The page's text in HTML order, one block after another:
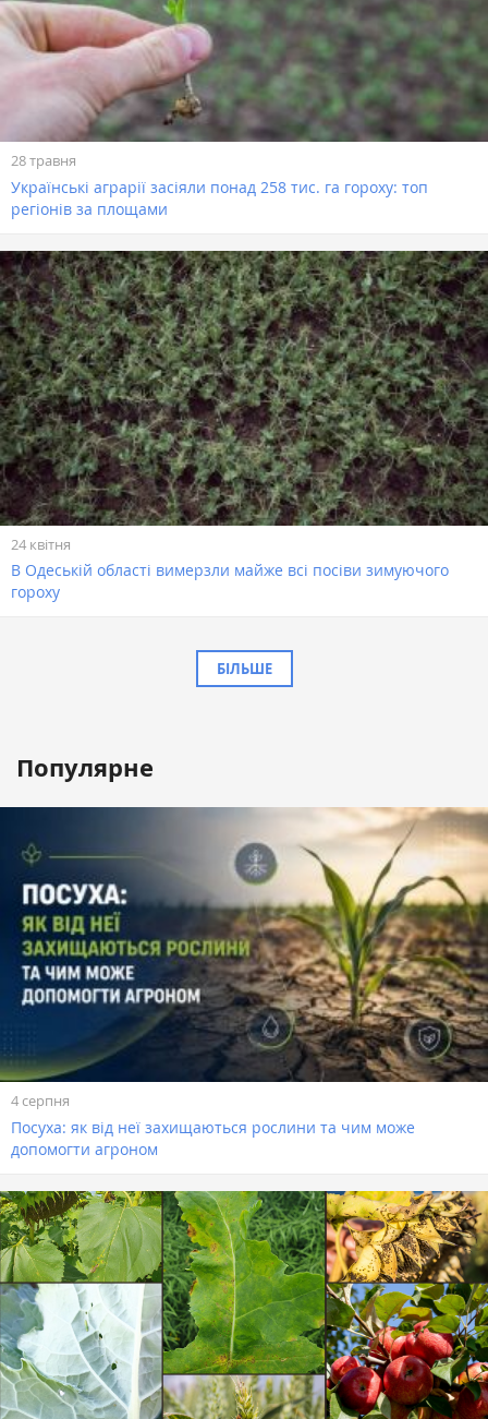
28 травня
Українські аграрії засіяли понад 258 тис. га гороху: топ
регіонів за площами
24 квітня
В Одеській області вимерзли майже всі посіви зимуючого
гороху
БІЛЬШЕ
Популярне
4 серпня
Посуха: як від неї захищаються рослини та чим може
допомогти агроном